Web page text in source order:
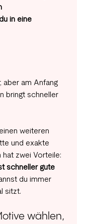
in eine
aber am Anfang
bringt schneller
weiteren
und exakte
hat zwei Vorteile:
schneller gute
du immer
sitzt.
wählen,